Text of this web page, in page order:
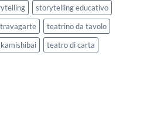
storytelling educativo
teatrino da tavolo
teatro di carta